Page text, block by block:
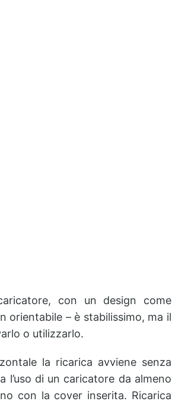
con un design come
– è stabilissimo, ma il
o utilizzarlo.
la ricarica avviene senza
di un caricatore da almeno
con la cover inserita. Ricarica